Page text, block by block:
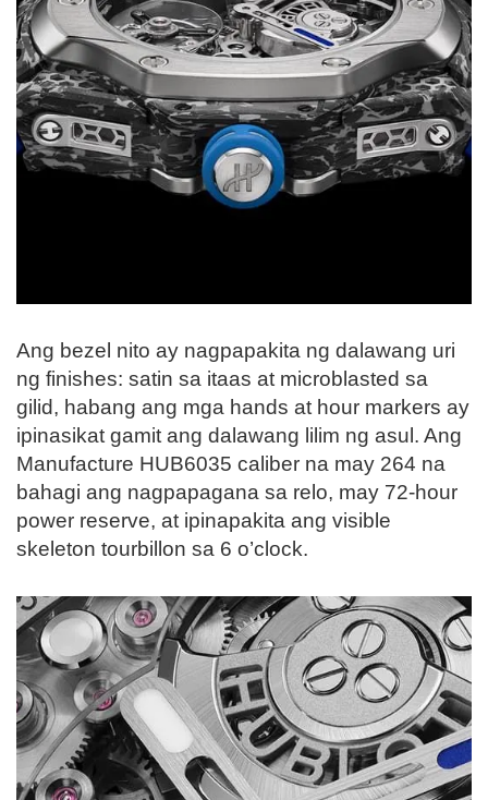
Ang bezel nito ay nagpapakita ng dalawang uri
ng finishes: satin sa itaas at microblasted sa
gilid, habang ang mga hands at hour markers ay
ipinasikat gamit ang dalawang lilim ng asul. Ang
Manufacture HUB6035 caliber na may 264 na
bahagi ang nagpapagana sa relo, may 72-hour
power reserve, at ipinapakita ang visible
skeleton tourbillon sa 6 o’clock.